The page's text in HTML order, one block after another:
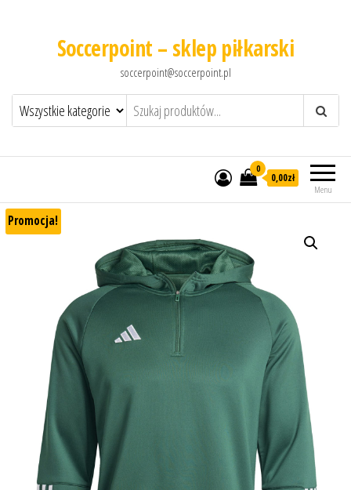
Soccerpoint – sklep piłkarski
soccerpoint@soccerpoint.pl
Menu
0
0,00zł
Promocja!